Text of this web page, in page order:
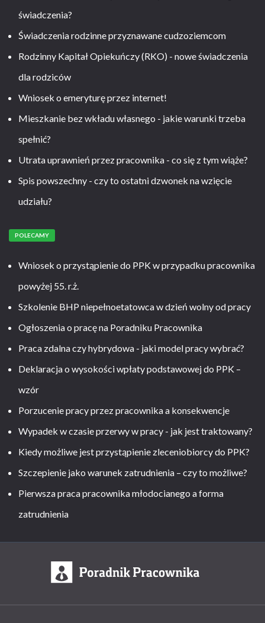
świadczenia?
Świadczenia rodzinne przyznawane cudzoziemcom
Rodzinny Kapitał Opiekuńczy (RKO) - nowe świadczenia
dla rodziców
Wniosek o emeryturę przez internet!
Mieszkanie bez wkładu własnego - jakie warunki trzeba
spełnić?
Utrata uprawnień przez pracownika - co się z tym wiąże?
Spis powszechny - czy to ostatni dzwonek na wzięcie
udziału?
POLECAMY
Wniosek o przystąpienie do PPK w przypadku pracownika
powyżej 55. r.ż.
Szkolenie BHP niepełnoetatowca w dzień wolny od pracy
Ogłoszenia o pracę na Poradniku Pracownika
Praca zdalna czy hybrydowa - jaki model pracy wybrać?
Deklaracja o wysokości wpłaty podstawowej do PPK –
wzór
Porzucenie pracy przez pracownika a konsekwencje
Wypadek w czasie przerwy w pracy - jak jest traktowany?
Kiedy możliwe jest przystąpienie zleceniobiorcy do PPK?
Szczepienie jako warunek zatrudnienia – czy to możliwe?
Pierwsza praca pracownika młodocianego a forma
zatrudnienia